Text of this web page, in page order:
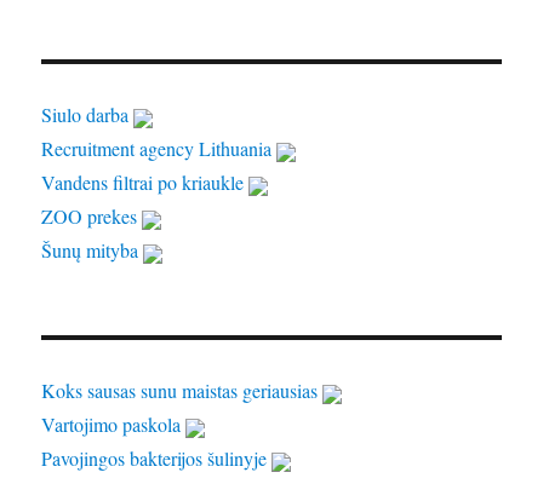
Siulo darba
Recruitment agency Lithuania
Vandens filtrai po kriaukle
ZOO prekes
Šunų mityba
Koks sausas sunu maistas geriausias
Vartojimo paskola
Pavojingos bakterijos šulinyje